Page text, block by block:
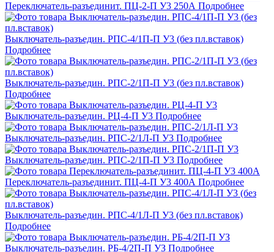
Переключатель-разъединит. ПЦ-2-П У3 250А Подробнее
Выключатель-разъедин. РПС-4/1П-П У3 (без пл.вставок)
Подробнее
Выключатель-разъедин. РПС-2/1П-П У3 (без пл.вставок)
Подробнее
Выключатель-разъедин. РЦ-4-П У3 Подробнее
Выключатель-разъедин. РПС-2/1Л-П У3 Подробнее
Выключатель-разъедин. РПС-2/1П-П У3 Подробнее
Переключатель-разъединит. ПЦ-4-П У3 400А Подробнее
Выключатель-разъедин. РПС-4/1Л-П У3 (без пл.вставок)
Подробнее
Выключатель-разъедин. РБ-4/2П-П УЗ Подробнее